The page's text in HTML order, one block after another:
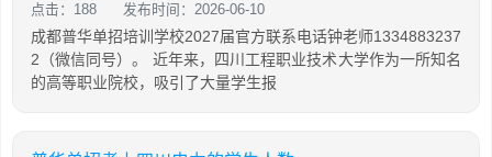
点击：188 发布时间：2026-06-10
成都普华单招培训学校2027届官方联系电话钟老师1334883237
2（微信同号）。 近年来，四川工程职业技术大学作为一所知名
的高等职业院校，吸引了大量学生报